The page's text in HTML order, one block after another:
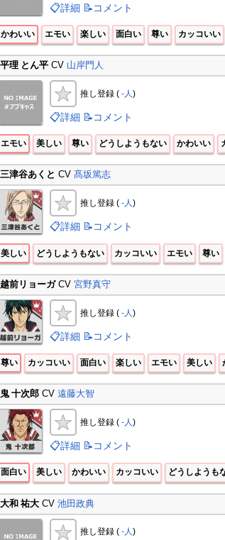
📋詳細 📝コメント
かわいい エモい 楽しい 面白い 尊い カッコいい
平理 とん平CV 山岸門人
推し登録 ( -人)
📋詳細 📝コメント
エモい 美しい 尊い どうしようもない かわいい
三津谷あくと CV 髙坂篤志
推し登録 ( -人)
📋詳細 📝コメント
美しい どうしようもない カッコいい エモい 尊い
越前リョーガCV 宮野真守
推し登録 ( -人 )
📋詳細 📝コメント
尊い カッコいい 面白い 楽しい エモい 美しい
鬼 十次郎CV 遠藤大智
推し登録 ( -人)
📋詳細 📝コメント
面白い 美しい かわいい カッコいい どうしようも
大和 祐大CV 池田政典
推し登録 ( -人)